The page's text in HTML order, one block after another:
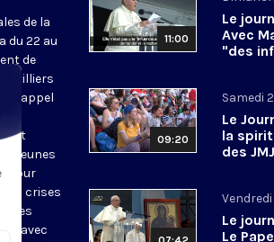
de la
du 22 au
de
milliers
l’appel
jeunes
pour
les crises
les
avec
11:00
Le
Avec
"des
09:20
Samedi
Le
la
des JMJ
Le
Le